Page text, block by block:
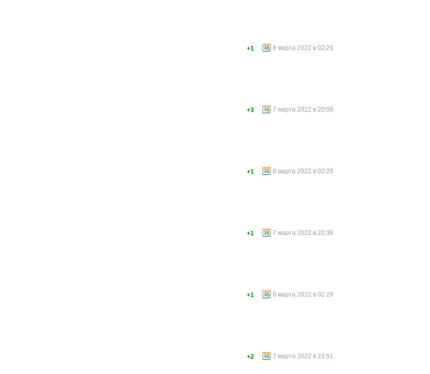
8 марта 2022 в 02:29
+1
7 марта 2022 в 20:08
+3
8 марта 2022 в 02:29
+1
7 марта 2022 в 20:38
+1
8 марта 2022 в 02:29
+1
7 марта 2022 в 23:51
+2